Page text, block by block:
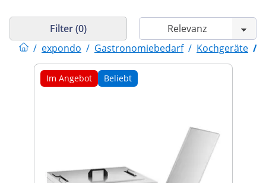
/ expondo / Gastronomiebedarf / Kochgeräte /
Filter (0)
Im Angebot Beliebt